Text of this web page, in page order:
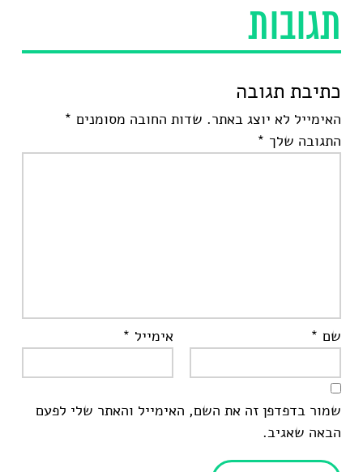
תגובות
כתיבת תגובה
האימייל לא יוצג באתר. שדות החובה מסומנים *
התגובה שלך *
שם * אימייל *
שמור בדפדפן זה את השם, האימייל והאתר שלי לפעם
הבאה שאגיב.